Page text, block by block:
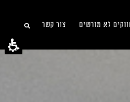
לא מורשים צור קשר